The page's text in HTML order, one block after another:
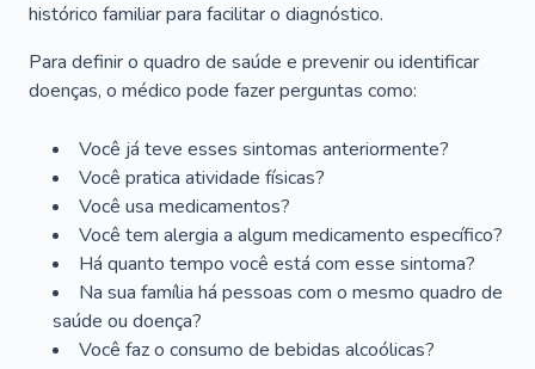
histórico familiar para facilitar o diagnóstico.
Para definir o quadro de saúde e prevenir ou identificar
doenças, o médico pode fazer perguntas como:
Você já teve esses sintomas anteriormente?
Você pratica atividade físicas?
Você usa medicamentos?
Você tem alergia a algum medicamento específico?
Há quanto tempo você está com esse sintoma?
Na sua família há pessoas com o mesmo quadro de
saúde ou doença?
Você faz o consumo de bebidas alcoólicas?